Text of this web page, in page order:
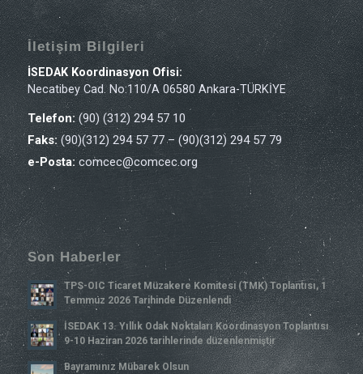
İletişim Bilgileri
İSEDAK Koordinasyon Ofisi:
Necatibey Cad. No:110/A 06580 Ankara-TÜRKİYE
Telefon:(90) (312) 294 57 10
Faks:(90)(312) 294 57 77 – (90)(312) 294 57 79
e-Posta:comcec@comcec.org
Son Haberler
TPS-OIC Ticaret Müzakere Komitesi (TMK) Toplantısı, 1
Temmuz 2026 Tarihinde Düzenlendi
İSEDAK 13. Yıllık Odak Noktaları Koordinasyon Toplantısı
9-10 Haziran 2026 tarihlerinde düzenlenmiştir
Bayramınız Mübarek Olsun